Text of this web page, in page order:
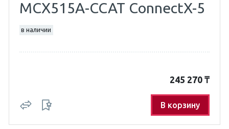
MCX515A-CCAT ConnectX-5
в наличии
245 270 ₸
В корзину